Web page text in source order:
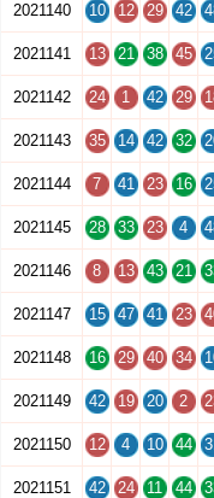
2021140 10 12 29 42
2021141 13 21 38 45
2021142 24 1 42 29
2021143 35 14 42 32
2021144 7 41 23 16
2021145 28 33 23 4
2021146 8 13 43 21
2021147 15 47 41 23
2021148 16 29 40 34
2021149 42 19 20 2
2021150 12 4 10 44
2021151 42 24 11 44